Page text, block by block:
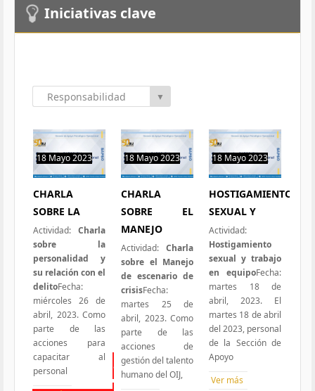
Iniciativas clave
Todas las Iniciativas
Responsabilidad
▼
18 Mayo 2023
CHARLA
SOBRE LA
Actividad:Charla
sobre la
personalidad y
su relación con el
delitoFecha:
miércoles 26 de
abril, 2023. Como
parte de las
acciones para
capacitar al
personal
18 Mayo 2023
CHARLA
SOBRE EL
MANEJO
Actividad:Charla
sobre el Manejo
de escenario de
crisisFecha:
martes 25 de
abril, 2023. Como
parte de las
acciones de
gestión del talento
humano del OIJ,
18 Mayo 2023
HOSTIGAMIENTO
SEXUAL Y
Actividad:
Hostigamiento
sexual y trabajo
en equipoFecha:
martes 18 de
abril, 2023. El
martes 18 de abril
del 2023, personal
de la Sección de
Apoyo
Ver más